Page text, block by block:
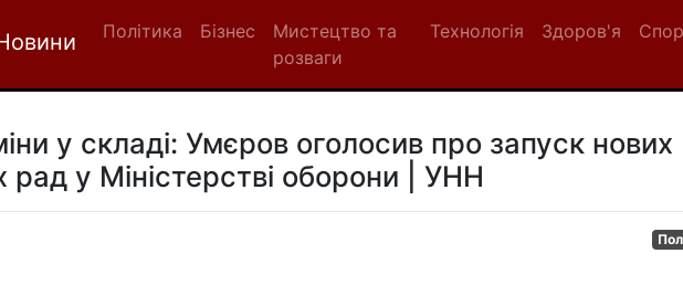
Політика Бізнес
Мистецтво та
розваги
Технологія Здоров'я
у складі: Умєров оголосив про запуск нових
рад у Міністерстві оборони | УНН